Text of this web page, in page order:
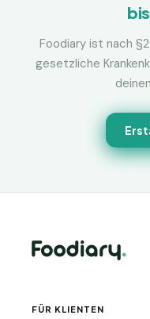
Foodiary ist nach
gesetzliche
FÜR KLIENTEN